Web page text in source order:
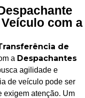
com a
de
a Despachantes
agilidade e
de veículo pode ser
exigem atenção. Um